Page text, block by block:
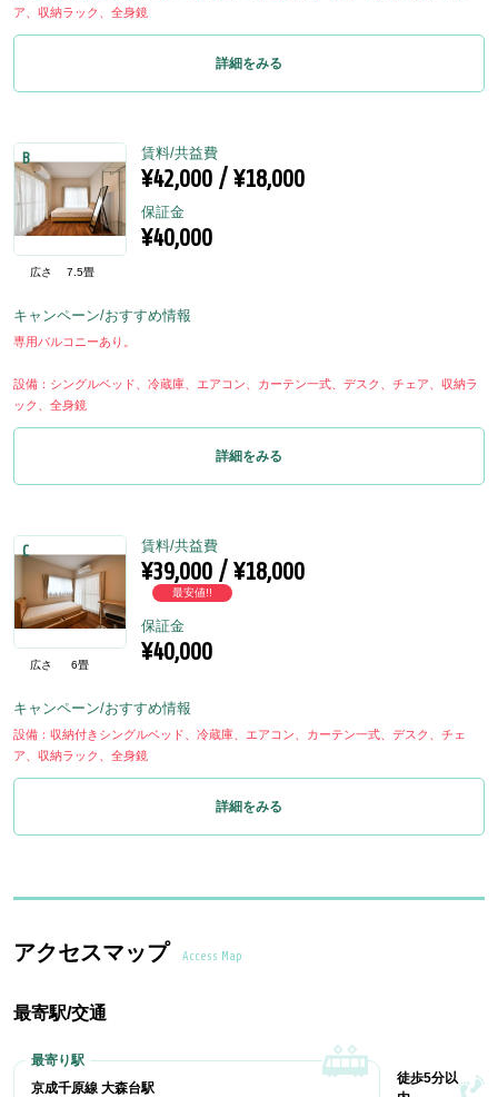
ア、収納ラック、全身鏡
詳細をみる
B
広さ 7.5畳
賃料/共益費
¥42,000 / ¥18,000
保証金
¥40,000
キャンペーン/おすすめ情報
専用バルコニーあり。
設備：シングルベッド、冷蔵庫、エアコン、カーテン一式、デスク、チェア、収納ラ
ック、全身鏡
詳細をみる
C
広さ 6畳
賃料/共益費
¥39,000 / ¥18,000
最安値!!
保証金
¥40,000
キャンペーン/おすすめ情報
設備：収納付きシングルベッド、冷蔵庫、エアコン、カーテン一式、デスク、チェ
ア、収納ラック、全身鏡
詳細をみる
アクセスマップ Access Map
最寄駅/交通
京成千原線 大森台駅
徒歩5分以